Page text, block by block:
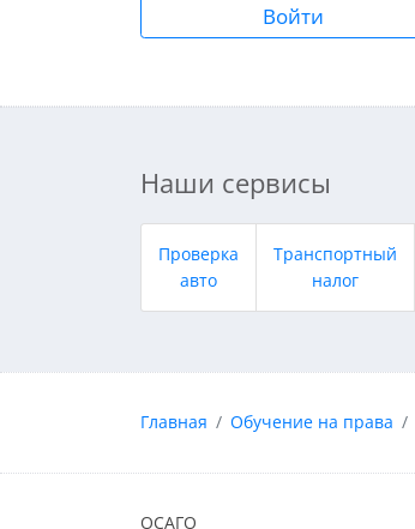
Войти
Наши сервисы
Проверка
авто
Транспортный
налог
Главная Обучение на права
ОСАГО